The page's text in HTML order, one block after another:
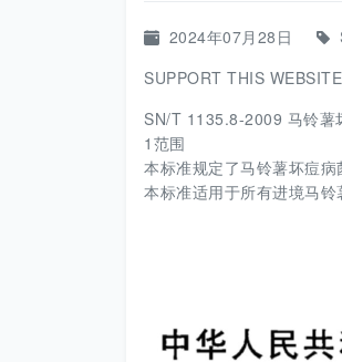
2024年07月28日
SUPPORT THIS
SN/T 1135.8-2009 马铃薯
1范围
本标准规定了马铃薯坏痘病
本标准适用于所有进境马铃